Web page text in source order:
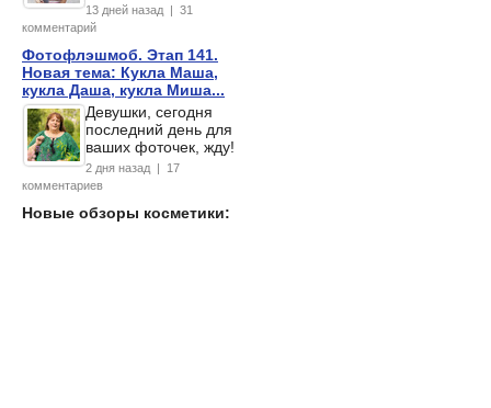
13 дней назад | 31
комментарий
Фотофлэшмоб. Этап 141.
Новая тема: Кукла Маша,
кукла Даша, кукла Миша...
Девушки, сегодня
последний день для
ваших фоточек, жду!
2 дня назад | 17
комментариев
Новые обзоры косметики: